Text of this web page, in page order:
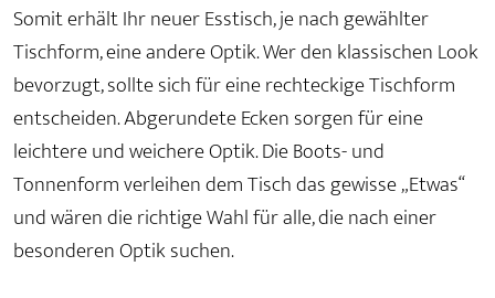
Somit erhält Ihr neuer Esstisch, je nach gewählter
Tischform, eine andere Optik. Wer den klassischen Look
bevorzugt, sollte sich für eine rechteckige Tischform
entscheiden. Abgerundete Ecken sorgen für eine
leichtere und weichere Optik. Die Boots- und
Tonnenform verleihen dem Tisch das gewisse „Etwas“
und wären die richtige Wahl für alle, die nach einer
besonderen Optik suchen.